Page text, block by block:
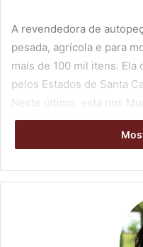
A revendedora de
pesada, agrícola e para
mais de 100 mil itens. Ela
pelos Estados de Santa
Neste último, está nos
Toledo e Ponta Grossa,
sedes em Pinhais,